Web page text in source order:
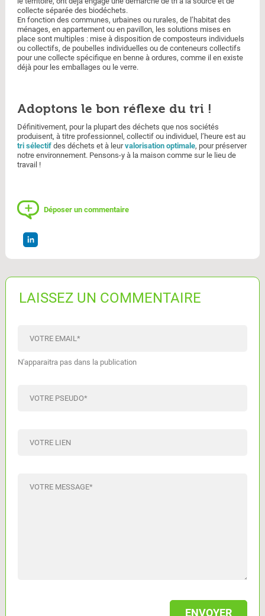
collecte séparée des biodéchets.
En fonction des communes, urbaines ou rurales, de l’habitat des
ménages, en appartement ou en pavillon, les solutions mises en
place sont multiples : mise à disposition de composteurs individuels
ou collectifs, de poubelles individuelles ou de conteneurs collectifs
pour une collecte spécifique en benne à ordures, comme il en existe
déjà pour les emballages ou le verre.
Adoptons le bon réflexe du tri !
Définitivement, pour la plupart des déchets que nos sociétés
produisent, à titre professionnel, collectif ou individuel, l’heure est au
tri sélectifdes déchets et à leurvalorisation optimale, pour préserver
notre environnement. Pensons-y à la maison comme sur le lieu de
travail !
Déposer un commentaire
LAISSEZ UN COMMENTAIRE
VOTRE EMAIL *
N'apparaitra pas dans la publication
VOTRE PSEUDO*
VOTRE LIEN
VOTRE MESSAGE*